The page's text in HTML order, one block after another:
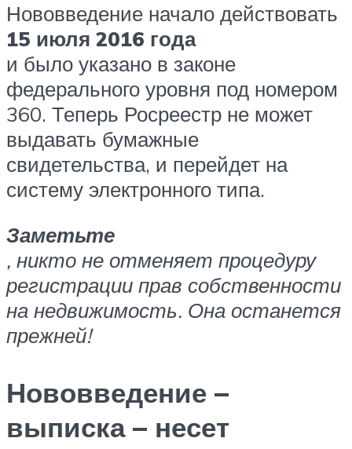
Нововведение начало действовать
15 июля 2016 года
и было указано в законе
федерального уровня под номером
360. Теперь Росреестр не может
выдавать бумажные
свидетельства, и перейдет на
систему электронного типа.
Заметьте
, никто не отменяет процедуру
регистрации прав собственности
на недвижимость. Она останется
прежней!
Нововведение –
выписка – несет